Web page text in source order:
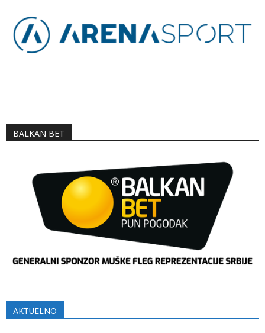
BALKAN BET
AKTUELNO